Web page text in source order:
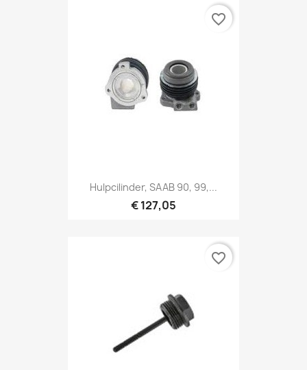
Hulpcilinder, SAAB 90, 99,...
€ 127,05
favorite_border
favorite_border